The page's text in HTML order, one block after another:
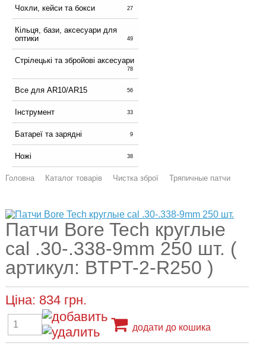
Чохли, кейси та бокси 27
Кільця, бази, аксесуари для
оптики
49
Стрілецькі та збройові аксесуари
78
Все для AR10/AR15 56
Інструмент 33
Батареї та зарядні 9
Ножі 38
Головна Каталог товарів Чистка зброї Тряпичные патчи
Патчи Bore Tech круглые
cal .30-.338-9mm 250 шт. (
артикул: BTPT-2-R250 )
Ціна: 834 грн.
додати до кошика